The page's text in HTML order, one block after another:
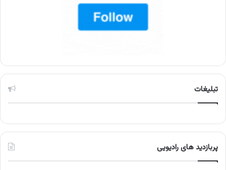
تبلیغات
پربازدید های رادیویی